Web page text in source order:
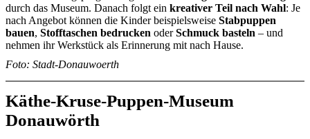
durch das Museum. Danach folgt ein kreativer Teil nach Wahl: Je
nach Angebot können die Kinder beispielsweise Stabpuppen
bauen, Stofftaschen bedrucken oderSchmuck basteln – und
nehmen ihr Werkstück als Erinnerung mit nach Hause.
Foto: Stadt-Donauwoerth
Käthe-Kruse-Puppen-Museum
Donauwörth